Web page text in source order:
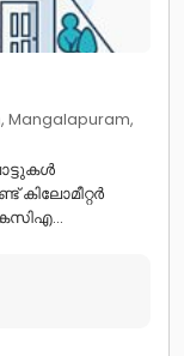
Mangalapuram,
കിലോമീറ്റർ